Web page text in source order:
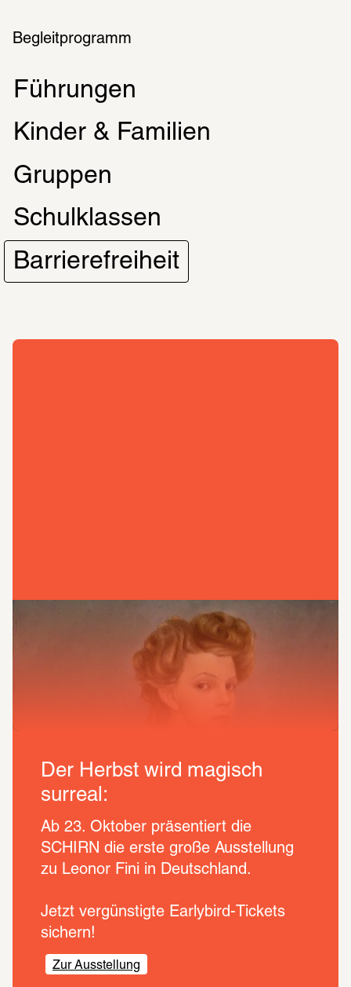
Begleitprogramm
Führungen
Kinder & Familien
Gruppen
Schulklassen
Barrierefreiheit
Der Herbst wird magisch
surreal:
Ab 23. Oktober präsentiert die
SCHIRN die erste große Ausstellung
zu Leonor Fini in Deutschland.
Jetzt vergünstigte Earlybird-Tickets
sichern!
Zur Ausstellung